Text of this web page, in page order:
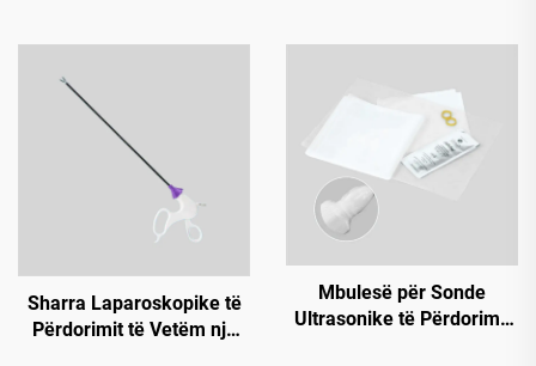
Sharra Laparoskopike të
Përdorimit të Vetëm një
Mbulesë për Sonde
Ultrasonike të Përdorimit